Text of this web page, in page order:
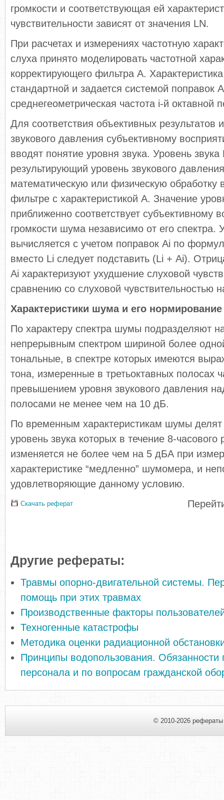
громкости и соответствующая ей
чувствительности зависят от значения LN.
При расчетах и измерениях частотную
слуха принято моделировать частотной
корректирующего фильтра А.
стандартной и задается системой поправок
среднегеометрическая частота i-й октавной
Для соответствия объективных результатов
звукового давления субъективному
вводят понятие уровня звука. Уровень
результирующий уровень звукового
математическую или физическую обработку
фильтре с характеристикой А. Значение
приближенно соответствует субъективному
громкости шума независимо от его спектра.
вычисляется с учетом поправок Аi по
вместо Li следует подставить (Li + Аi).
Аi характеризуют ухудшение слуховой
сравнению со слуховой чувствительностью
Характеристики шума и его нормирование
По характеру спектра шумы подразделяют
непрерывным спектром шириной более
тональные, в спектре которых имеются
тона, измеренные в третьоктавных полосах
превышением уровня звукового давления
полосами не менее чем на 10 дБ.
По временным характеристикам шумы
уровень звука которых в течение 8-часового
изменяется не более чем на 5 дБА при
характеристике “медленно” шумомера, и
удовлетворяющие данному условию.
Скачать реферат
Другие рефераты:
Травмы опорно-двигательной системы.
помощь при этих травмах
Производственные факторы
Техногенные катастрофы
Методика оценки радиационной
Принципы водопользования. Обязанности
персонала и по вопросам гражданской
© 2010-2026 рефераты